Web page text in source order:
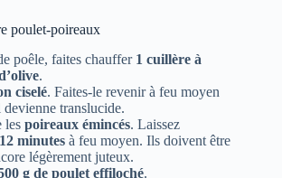
poulet-poireaux
poêle, faites chauffer 1 cuillère à
.
ciselé. Faites-le revenir à feu moyen
devienne translucide.
les poireaux émincés. Laissez
minutes à feu moyen. Ils doivent être
légèrement juteux.
g de poulet effiloché.